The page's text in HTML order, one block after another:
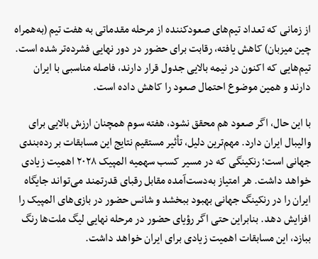
از زمانی که تعداد تیم‌های صعودکننده از مرحله مقدماتی به هفت تیم (به‌همراه
چین میزبان) کاهش یافته، رقابت برای حضور در دور نهایی فشرده‌تر شده است.
تیم‌هایی که اکنون در نیمه بالایی جدول قرار دارند، فاصله مناسبی با ایران
دارند و همین موضوع احتمال صعود را کاهش داده است.
با این حال، اگر صعود هم محقق نشود، هفته سوم همچنان ارزش بالایی برای
والیبال ایران دارد. مهم‌ترین دلیل، تأثیر مستقیم نتایج این مسابقات بر رده‌بندی
جهانی است؛ رنکینگی که در مسیر کسب سهمیه المپیک ۲۰۲۸ اهمیت زیادی
خواهد داشت. هر امتیاز به‌دست‌آمده مقابل رقبای قدرتمند می‌تواند جایگاه
ایران را در رنکینگ جهانی بهبود ببخشد و شانس حضور در بازی‌های المپیک را
افزایش دهد. بنابراین حتی اگر رؤیای حضور در مرحله نهایی لیگ ملت‌ها رنگ
ببازد، این مسابقات اهمیت زیادی برای ایران خواهد داشت.